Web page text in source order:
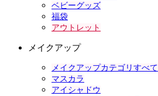
ベビーグッズ
福袋
アウトレット
メイクアップ
メイクアップカテゴリすべて
マスカラ
アイシャドウ